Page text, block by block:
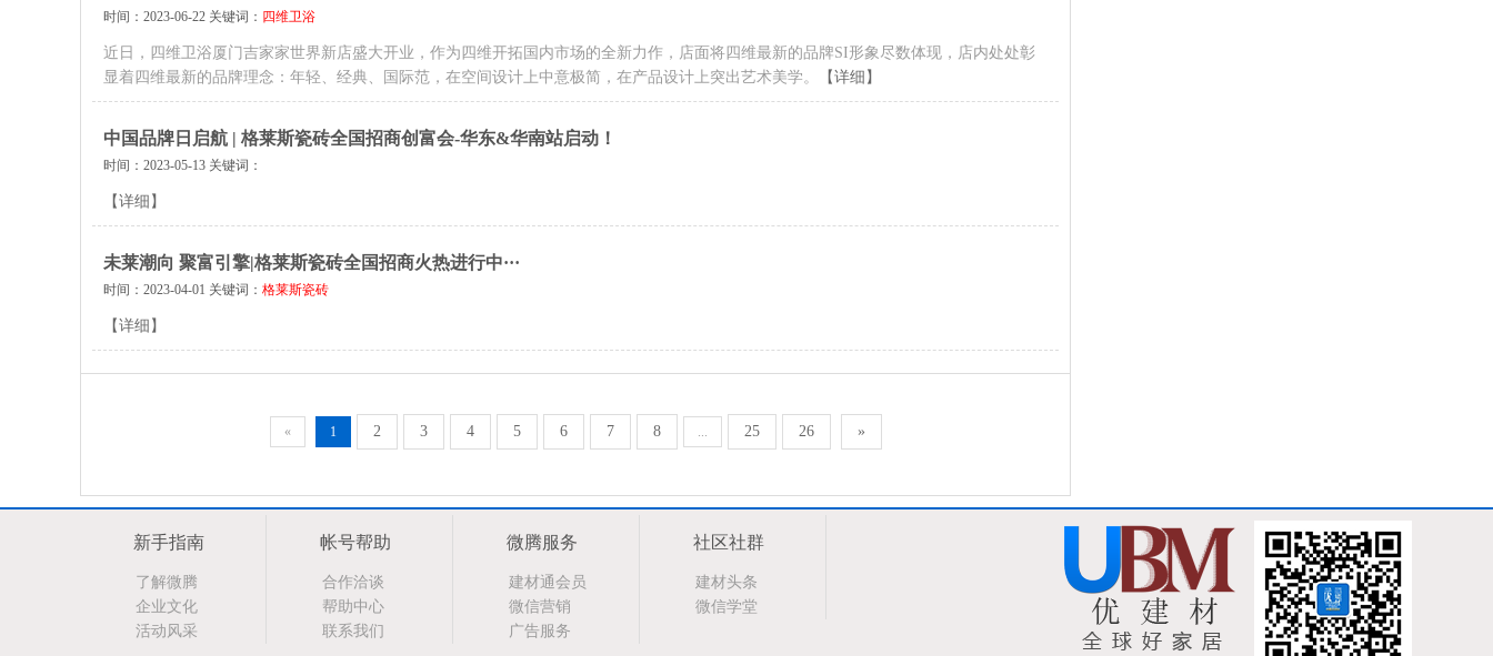
时间：2023-06-22 关键词： 四维卫浴
近日，四维卫浴厦门吉家家世界新店盛大开业，作为四维开拓国内市场的全新力作，店面将四维最新的品牌SI形象尽数体现，店内处处彰
显着四维最新的品牌理念：年轻、经典、国际范，在空间设计上中意极简，在产品设计上突出艺术美学。
【详细】
中国品牌日启航 | 格莱斯瓷砖全国招商创富会-华东&华南站启动！
时间：2023-05-13 关键词：
【详细】
未莱潮向 聚富引擎|格莱斯瓷砖全国招商火热进行中···
时间：2023-04-01 关键词： 格莱斯瓷砖
【详细】
« 1 2 3 4 5 6 7 8 ... 25 26 »
新手指南
了解微腾
企业文化
活动风采
帐号帮助
合作洽谈
帮助中心
联系我们
微腾服务
建材通会员
微信营销
广告服务
社区社群
建材头条
微信学堂